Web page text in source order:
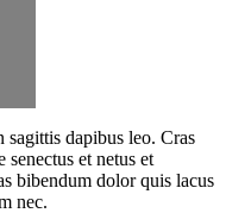
dapibus leo. Cras
et netus et
bibendum dolor quis lacus
nec.